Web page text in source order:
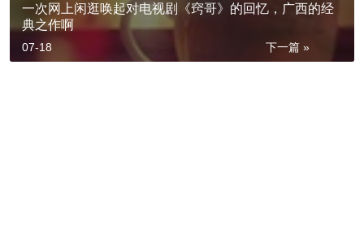
一次网上闲逛唤起对电视剧《窍哥》的回忆，广西的经
典之作啊
下一篇 »
07-18